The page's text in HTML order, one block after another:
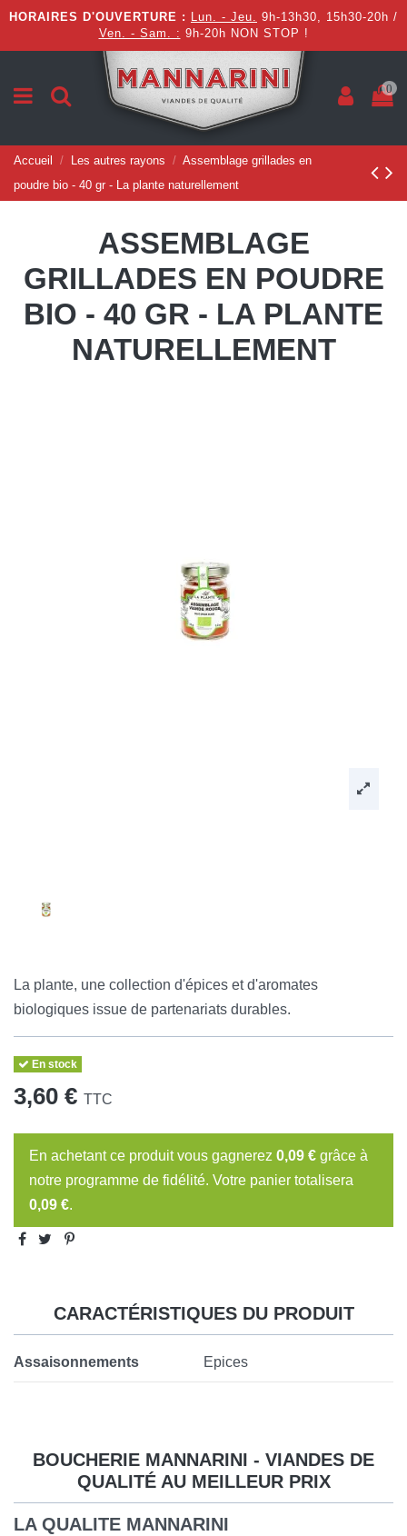
HORAIRES D'OUVERTURE : Lun. - Jeu. 9h-13h30, 15h30-20h /
Ven. - Sam. : 9h-20h NON STOP !
0
Accueil Les autres rayons
Assemblage grillades en
poudre bio - 40 gr - La plante naturellement
ASSEMBLAGE
GRILLADES EN POUDRE
BIO - 40 GR - LA PLANTE
NATURELLEMENT
La plante, une collection d'épices et d'aromates
biologiques issue de partenariats durables.
En stock
3,60 € TTC
En achetant ce produit vous gagnerez 0,09 € grâce à
notre programme de fidélité. Votre panier totalisera
0,09 €.
CARACTÉRISTIQUES DU PRODUIT
Assaisonnements Epices
BOUCHERIE MANNARINI - VIANDES DE
QUALITÉ AU MEILLEUR PRIX
LA QUALITE MANNARINI